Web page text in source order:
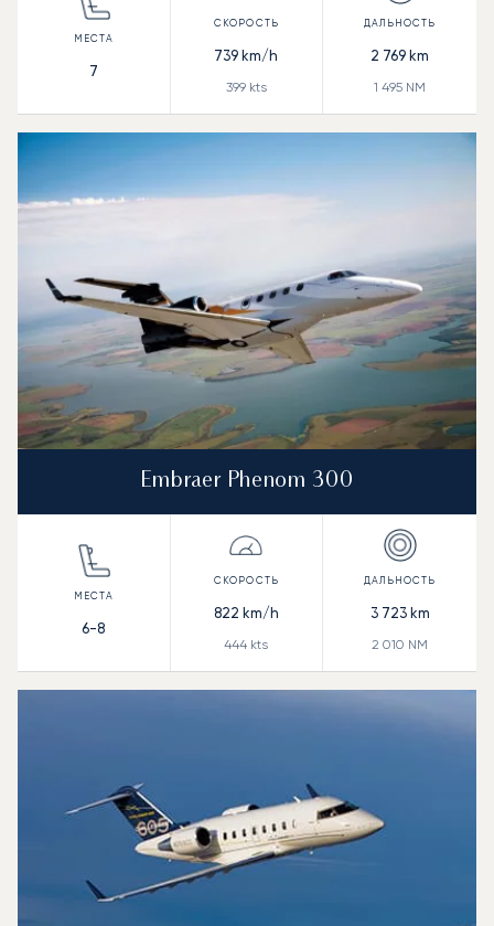
7
739 km/h
399kts
2 769 km
1 495 NM
Embraer Phenom 300
6-8
822 km/h
444 kts
3 723km
2 010 NM